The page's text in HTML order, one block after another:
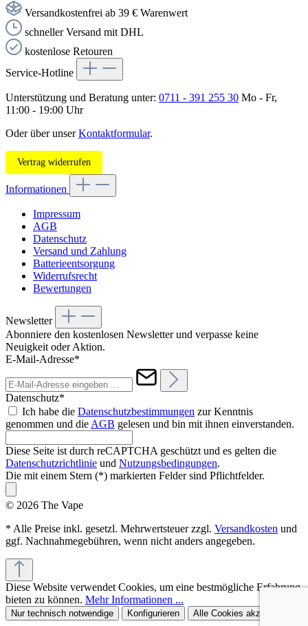
Versandkostenfrei ab 39 € Warenwert
schneller Versand mit DHL
kostenlose Retouren
Service-Hotline
Unterstützung und Beratung unter: 0711 - 391 255 30 Mo - Fr,
11:00 - 19:00 Uhr
Oder über unserKontaktformular.
Vertrag widerrufen
Informationen
Impressum
AGB
Datenschutz
Versand und Zahlung
Batterieentsorgung
Widerrufsrecht
Bewertungen
Newsletter
Abonniere den kostenlosen Newsletter und verpasse keine
Neuigkeit oder Aktion.
E-Mail-Adresse*
Datenschutz*
Ich habe die Datenschutzbestimmungen zur Kenntnis
genommen und die AGB gelesen und bin mit ihnen einverstanden.
Diese Seite ist durch reCAPTCHA geschützt und es gelten die
Datenschutzrichtlinie und Nutzungsbedingungen.
Die mit einem Stern (*) markierten Felder sind Pflichtfelder.
© 2026 The Vape
* Alle Preise inkl. gesetzl. Mehrwertsteuer zzgl. Versandkosten und
ggf. Nachnahmegebühren, wenn nicht anders angegeben.
Diese Website verwendet Cookies, um eine bestmögliche Erfahrung
bieten zu können. Mehr Informationen ...
Nur technisch notwendige Konfigurieren Alle Cookies akzeptieren